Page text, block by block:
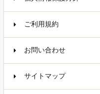
ご利用規約
お問い合わせ
サイトマップ